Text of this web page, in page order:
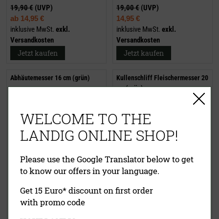
19,90 € (UVP)
ab 14,95 €
inklusive MwSt. exkl.
Versandkosten
Jetzt kaufen
19,00 € (UVP)
14,95 €
inklusive MwSt. exkl.
Versandkosten
Jetzt kaufen
Abhäutemesser 16 cm (grün)
27,80 €(UVP)
22,95 €
inklusive MwSt.
Versandkosten
Kullenschliff Fleischermesser 20
cm (grün)
39,90 € (UVP)
28,95 €
WELCOME TO THE
LANDIG ONLINE SHOP!
Please use the Google Translator below to get
to know our offers in your language.
Get 15 Euro* discount on first order
with promo code